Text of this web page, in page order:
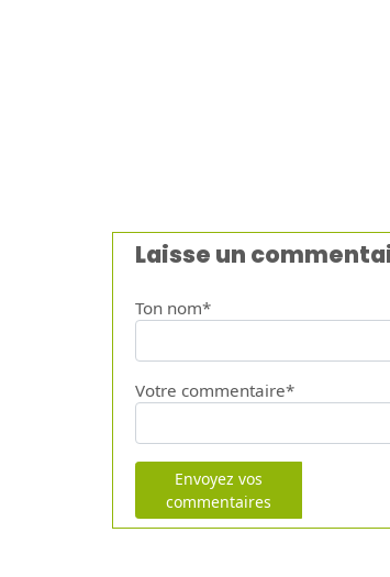
Laisse un
Ton nom*
Votre commentaire*
Envoyez vos
commentaires